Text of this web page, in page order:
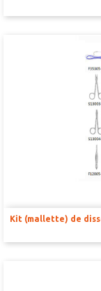
BILAN
Kit (mallette) de